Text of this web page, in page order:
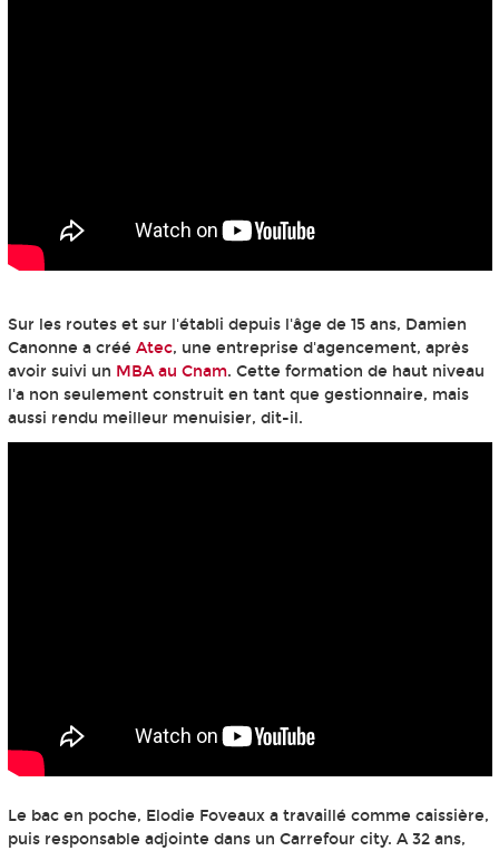
Sur les routes et sur l'établi depuis l'âge de 15 ans, Damien
Canonne a créé Atec, une entreprise d'agencement, après
avoir suivi un MBA au Cnam. Cette formation de haut niveau
l'a non seulement construit en tant que gestionnaire, mais
aussi rendu meilleur menuisier, dit-il.
Le bac en poche, Elodie Foveaux a travaillé comme caissière,
puis responsable adjointe dans un Carrefour city. A 32 ans,